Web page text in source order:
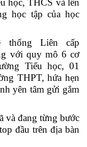
học, THCS và lên
học tập của học
thống Liên cấp
với quy mô 6 cơ
Tiểu học, 01
THPT, hứa hẹn
yên tâm gửi gắm
và đang từng bước
đầu trên địa bàn